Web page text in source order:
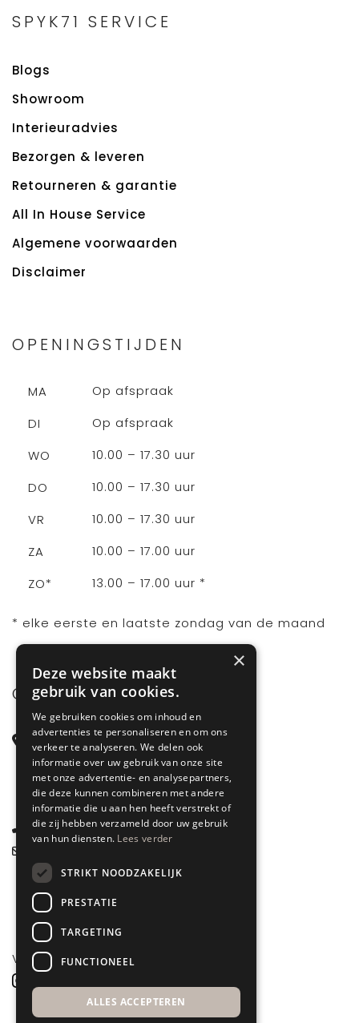
SPYK71 SERVICE
Blogs
Showroom
Interieuradvies
Bezorgen & leveren
Retourneren & garantie
All In House Service
Algemene voorwaarden
Disclaimer
OPENINGSTIJDEN
MA
Op afspraak
DI
Op afspraak
WO
10.00 – 17.30 uur
DO
10.00 – 17.30 uur
VR
10.00 – 17.30 uur
ZA
10.00 – 17.00 uur
ZO*
13.00 – 17.00 uur *
* elke eerste en laatste zondag van de maand
CONTACT
Steenstraat 71
6828 CD Arnhem
Gelderland
085 877 0704
VOLG ONS
×
Deze website maakt
gebruik van cookies.
We gebruiken cookies om inhoud en
advertenties te personaliseren en om ons
verkeer te analyseren. We delen ook
informatie over uw gebruik van onze site
met onze advertentie- en analysepartners,
die deze kunnen combineren met andere
informatie die u aan hen heeft verstrekt of
die zij hebben verzameld door uw gebruik
van hun diensten. Lees verder
STRIKT NOODZAKELIJK
PRESTATIE
TARGETING
FUNCTIONEEL
ALLES ACCEPTEREN